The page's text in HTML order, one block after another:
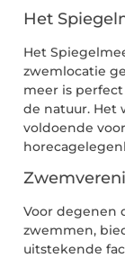
Het
Het
zwemlocatie
meer is
de natuur. Het
voldoende
Voor degenen
zwemmen,
uitstekende